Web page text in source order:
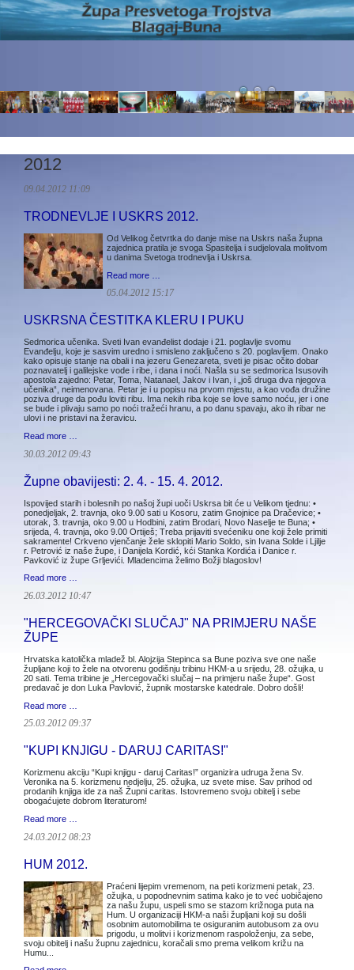
2012
09.04.2012 11:09
TRODNEVLJE I USKRS 2012.
Od Velikog četvrtka do danje mise na Uskrs naša župna
zajednica pratila je svoga Spasitelja i sudjelovala molitvom
u danima Svetoga trodnevlja i Uskrsa.
Read more …
05.04.2012 15:17
USKRSNA ČESTITKA KLERU I PUKU
Sedmorica učenika. Sveti Ivan evanđelist dodaje i 21. poglavlje svomu
Evanđelju, koje je sasvim uredno i smisleno zaključeno s 20. poglavljem. Onako
kako opisuje stanje na obali i na jezeru Genezareta, sveti je pisac očito dobar
poznavatelj i galilejske vode i ribe, i dana i noći. Našla su se sedmorica Isusovih
apostola zajedno: Petar, Toma, Natanael, Jakov i Ivan, i „još druga dva njegova
učenika“, neimenovana. Petar je i u popisu na prvom mjestu, a kao vođa družine
poziva druge da pođu loviti ribu. Ima nekih riba koje se love samo noću, jer i one
se bude i plivaju samo po noći tražeći hranu, a po danu spavaju, ako ih ribar ne
ulovi i ne pristavi na žeravicu.
Read more …
30.03.2012 09:43
Župne obavijesti: 2. 4. - 15. 4. 2012.
Ispovijed starih i bolesnih po našoj župi uoči Uskrsa bit će u Velikom tjednu: •
ponedjeljak, 2. travnja, oko 9.00 sati u Kosoru, zatim Gnojnice pa Dračevice; •
utorak, 3. travnja, oko 9.00 u Hodbini, zatim Brodari, Novo Naselje te Buna; •
srijeda, 4. travnja, oko 9.00 Ortiješ; Treba prijaviti svećeniku one koji žele primiti
sakramente! Crkveno vjenčanje žele sklopiti Mario Soldo, sin Ivana Solde i Ljilje
r. Petrović iz naše župe, i Danijela Kordić, kći Stanka Kordića i Danice r.
Pavković iz župe Grljevići. Mladencima želimo Božji blagoslov!
Read more …
26.03.2012 10:47
"HERCEGOVAČKI SLUČAJ" NA PRIMJERU NAŠE
ŽUPE
Hrvatska katolička mladež bl. Alojzija Stepinca sa Bune poziva sve one naše
župljane koji to žele na otvorenu godišnju tribinu HKM-a u srijedu, 28. ožujka, u
20 sati. Tema tribine je „Hercegovački slučaj – na primjeru naše župe“. Gost
predavač je don Luka Pavlović, župnik mostarske katedrale. Dobro došli!
Read more …
25.03.2012 09:37
"KUPI KNJIGU - DARUJ CARITAS!"
Korizmenu akciju “Kupi knjigu - daruj Caritas!” organizira udruga žena Sv.
Veronika na 5. korizmenu nedjelju, 25. ožujka, uz svete mise. Sav prihod od
prodanih knjiga ide za naš Župni caritas. Istovremeno svoju obitelj i sebe
obogaćujete dobrom literaturom!
Read more …
24.03.2012 08:23
HUM 2012.
Praćeni lijepim vremenom, na peti korizmeni petak, 23.
ožujka, u popodnevnim satima kako je to već uobičajeno
za našu župu, uspeli smo se stazom križnoga puta na
Hum. U organizaciji HKM-a naši župljani koji su došli
osobnim automobilima te osiguranim autobusom za ovu
prigodu, u molitvi i korizmenom raspoloženju, za sebe,
svoju obitelj i našu župnu zajednicu, koračali smo prema velikom križu na
Humu...